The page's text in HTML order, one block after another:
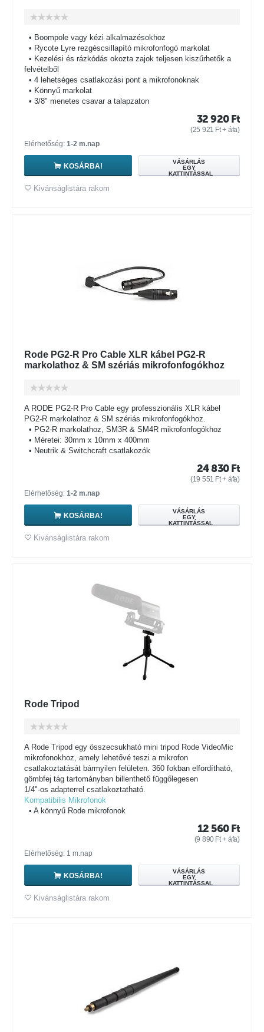
• Boompole vagy kézi alkalmazésokhoz
• Rycote Lyre rezgéscsillapító mikrofonfogó markolat
• Kezelési és rázkódás okozta zajok teljesen kiszűrhetők a
felvételből
• 4 lehetséges csatlakozási pont a mikrofonoknak
• Könnyű markolat
• 3/8" menetes csavar a talapzaton
32 920 Ft
(25 921 Ft+ áfa)
Elérhetőség: 1-2 m.nap
KOSÁRBA!
VÁSÁRLÁS
EGY
KATTINTÁSSAL
Kivánságlistára rakom
Rode PG2-R Pro Cable XLR kábel PG2-R
markolathoz & SM szériás mikrofonfogókhoz
A RODE PG2-R Pro Cable egy professzionális XLR kábel
PG2-R markolathoz & SM szériás mikrofonfogókhoz.
• PG2-R markolathoz, SM3R & SM4R mikrofonfogókhoz
• Méretei: 30mm x 10mm x 400mm
• Neutrik & Switchcraft csatlakozók
24 830 Ft
(19 551 Ft+ áfa)
Elérhetőség: 1-2 m.nap
KOSÁRBA!
VÁSÁRLÁS
EGY
KATTINTÁSSAL
Kivánságlistára rakom
Rode Tripod
A Rode Tripod egy összecsukható mini tripod Rode VideoMic
mikrofonokhoz, amely lehetővé teszi a mikrofon
csatlakoztatását bármyilen felületen. 360 fokban elfordítható,
gömbfej tág tartományban billenthető függőlegesen
1/4"-os adapterrel csatlakoztatható.
Kompatibilis Mikrofonok
• A könnyű Rode mikrofonok
12 560 Ft
(9 890 Ft+ áfa)
Elérhetőség: 1 m.nap
KOSÁRBA!
VÁSÁRLÁS
EGY
KATTINTÁSSAL
Kivánságlistára rakom